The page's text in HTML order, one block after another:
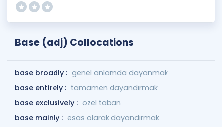
Base (adj) Collocations
base broadly : genel anlamda dayanmak
base entirely : tamamen dayandırmak
base exclusively : özel taban
base mainly : esas olarak dayandırmak